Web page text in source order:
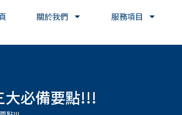
關於我們 服務項目
大必備要點!!!